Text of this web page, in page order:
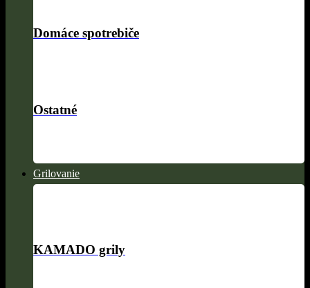
Domáce spotrebiče
Ostatné
Grilovanie
KAMADO grily